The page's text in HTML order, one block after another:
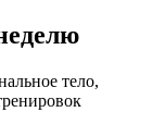
тело,